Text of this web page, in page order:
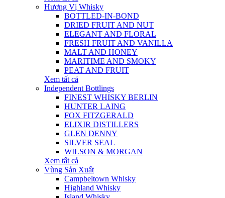
Hương Vị Whisky
BOTTLED-IN-BOND
DRIED FRUIT AND NUT
ELEGANT AND FLORAL
FRESH FRUIT AND VANILLA
MALT AND HONEY
MARITIME AND SMOKY
PEAT AND FRUIT
Xem tất cả
Independent Bottlings
FINEST WHISKY BERLIN
HUNTER LAING
FOX FITZGERALD
ELIXIR DISTILLERS
GLEN DENNY
SILVER SEAL
WILSON & MORGAN
Xem tất cả
Vùng Sản Xuất
Campbeltown Whisky
Highland Whisky